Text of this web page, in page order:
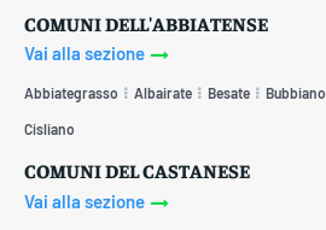
COMUNI DELL'ABBIATENSE
Vai alla sezione
Abbiategrasso Albairate Besate Bubbiano
Cisliano
COMUNI DEL CASTANESE
Vai alla sezione